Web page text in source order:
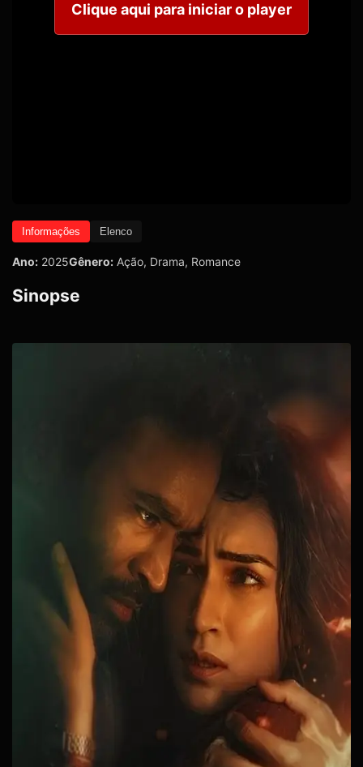
Clique aqui para iniciar o player
Informações Elenco
Ano: 2025Gênero: Ação, Drama, Romance
Sinopse